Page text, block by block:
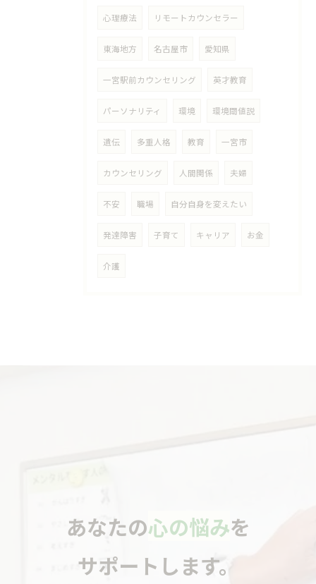
心理療法 リモートカウンセラー
東海地方 名古屋市 愛知県
一宮駅前カウンセリング 英才教育
パーソナリティ 環境 環境閾値説
遺伝 多重人格 教育 一宮市
カウンセリング 人間関係 夫婦
不安 職場 自分自身を変えたい
発達障害 子育て キャリア お金
介護
あなたの心の悩みを
サポートします。